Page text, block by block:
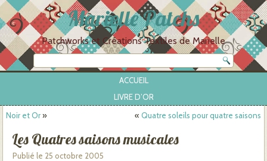
Marielle Patchs
Patchworks et Créations Textiles de Marielle
ACCUEIL
LIVRE D’OR
Noir et Or» « Quatre soleils pour quatre saisons
Les Quatres saisons musicales
Publié le 25 octobre 2005